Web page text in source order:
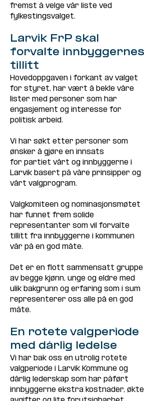
fremst å velge vår liste ved
fylkestingsvalget.
Larvik FrP skal
forvalte innbyggernes
tillitt
Hovedoppgaven i forkant av valget
for styret, har vært å bekle våre
lister med personer som har
engasjement og interesse for
politisk arbeid.
Vi har søkt etter personer som
ønsker å gjøre en innsats
for partiet vårt og innbyggerne i
Larvik basert på våre prinsipper og
vårt valgprogram.
Valgkomiteen og nominasjonsmøtet
har funnet frem solide
representanter som vil forvalte
tillitt fra innbyggerne i kommunen
vår på en god måte.
Det er en flott sammensatt gruppe
av begge kjønn, unge og eldre med
ulik bakgrunn og erfaring som i sum
representerer oss alle på en god
måte.
En rotete valgperiode
med dårlig ledelse
Vi har bak oss en utrolig rotete
valgperiode i Larvik Kommune og
dårlig lederskap som har påført
innbyggerne ekstra kostnader, økte